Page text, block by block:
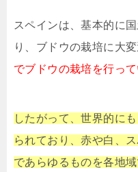
スペインは、基本的に
り、ブドウの栽培に大変
でブドウの栽培を行って
したがって、世界的に
られており、赤や白、
であらゆるものを各地